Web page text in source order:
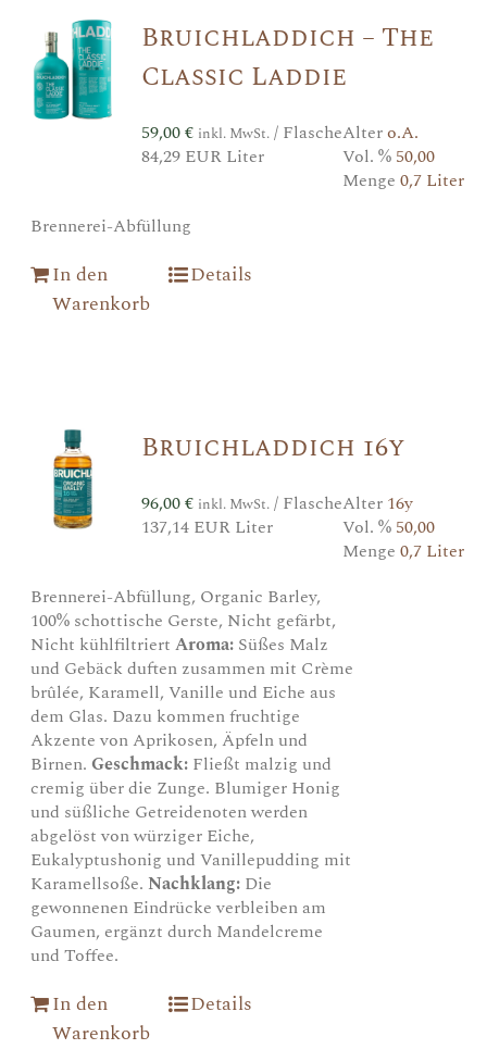
Bruichladdich – The
Classic Laddie
59,00€ inkl. MwSt. / Flasche
84,29 EUR Liter
Altero.A.
Vol. % 50,00
Menge0,7 Liter
Brennerei-Abfüllung
In den
Warenkorb
Details
Bruichladdich 16y
96,00€ inkl. MwSt. / Flasche
137,14 EUR Liter
Alter 16y
Vol. % 50,00
Menge0,7 Liter
Brennerei-Abfüllung, Organic Barley,
100% schottische Gerste, Nicht gefärbt,
Nicht kühlfiltriertAroma: Süßes Malz
und Gebäck duften zusammen mit Crème
brûlée, Karamell, Vanille und Eiche aus
dem Glas. Dazu kommen fruchtige
Akzente von Aprikosen, Äpfeln und
Birnen.Geschmack: Fließt malzig und
cremig über die Zunge. Blumiger Honig
und süßliche Getreidenoten werden
abgelöst von würziger Eiche,
Eukalyptushonig und Vanillepudding mit
Karamellsoße. Nachklang: Die
gewonnenen Eindrücke verbleiben am
Gaumen, ergänzt durch Mandelcreme
und Toffee.
In den
Warenkorb
Details